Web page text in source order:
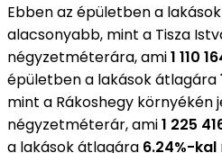
Ebben az épületben a
alacsonyabb, mint a Tisza
négyzetméterára, ami1 110
épületben a lakások átlagára
mint a Rákoshegy környékén
négyzetméterár, ami1 225
a lakások átlagára 6.24%-kal